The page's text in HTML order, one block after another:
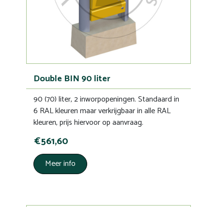
Double BIN 90 liter
90 (70) liter, 2 inworpopeningen. Standaard in
6 RAL kleuren maar verkrijgbaar in alle RAL
kleuren, prijs hiervoor op aanvraag.
€561,60
Meer info